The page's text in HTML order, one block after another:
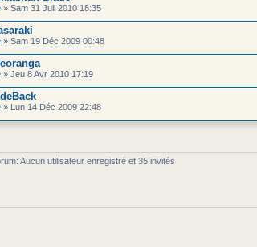
» Sam 31 Juil 2010 18:35
» Sam 19 Déc 2009 00:48
» Jeu 8 Avr 2010 17:19
» Lun 14 Déc 2009 22:48
Aucun utilisateur enregistré et 35 invités